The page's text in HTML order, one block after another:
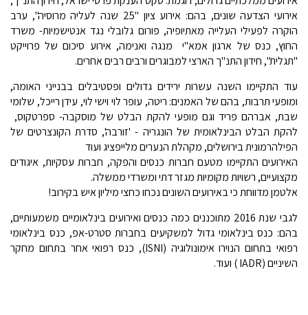
אירועי הצדעה שונים, בהם: אירוע ציון "25 שנה לעליה מרוסיה", ערב
הוקרה לפעילי העלייה מאתיופיה, פורום גלובלי נגד אנטישמיות- משרד
החוץ, כנס של ארגון אמא"י  מנגה ואנימה, אירוע סיכום של פרוייקט
"תגלית", חידון התנ"ך הארצי למבוגרים ורבים רבים אחרים.
עוד התקיימו השנה עשרות ירידים גדולים ופסטיבלים בבנייני האומה,
ומופעי תרבות, בהם של האמנים: ריטה, עופר לוי וישי לוי, עידן רייכל, שלומי
שבת, אברהם פריד וגם מופעי להקת הבלט של מוסקבה- ספרטקוס,
להקת הבלט הבינלאומית של הונגריה - 'זורבה', סדרת הקונצרטים של
הפילהרמונית בירושלים, מקהלת הנערים מלייפציג ועוד
האירועים התקיימו מטעם חברות כנסים והפקה, חברות עסקיות, איגודים
מקצועיים, רשויות מקומיות מגזר דתי ומשרדי ממשלה.
אלטמן מדווחת כי באירועים השונים נכחו כחצי מיליון איש בקירוב!
לגבי שנת 2016 מתוכננים כמה כנסים ואירועים בינלאומיים משמעותיים,
בהם: כנס בינלאומי גדול למשקיעים בחברות סטרט-אפ, כנס בינלאומי
רפואי בתחום הנוירו אימונולוגיה (ISNI), כנס רפואי אחר בתחום מחקר
השיניים (IADR ) ועוד.